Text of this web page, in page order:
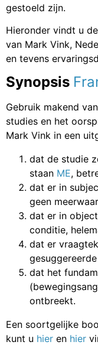
gestoeld zijn.
Hieronder vindt u
van Mark Vink,
en tevens
Synopsis
Gebruik makend
studies en het
Mark Vink in een
dat de studie
staan ME,
dat er in
geen
dat er in
conditie,
dat er
gesuggereerde
dat het
ontbreekt.
Een soortgelijke
kunt u hier en hier